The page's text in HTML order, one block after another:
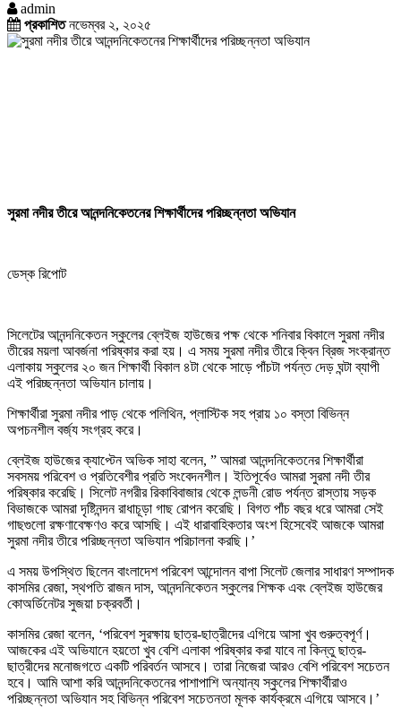
admin
প্রকাশিতনভেম্বর ২, ২০২৫
সুরমা নদীর তীরে আনন্দনিকেতনের শিক্ষার্থীদের পরিচ্ছন্নতা অভিযান
ডেস্ক রিপোট
সিলেটের আনন্দনিকেতন স্কুলের ব্লেইজ হাউজের পক্ষ থেকে শনিবার বিকালে সুরমা নদীর
তীরের ময়লা আবর্জনা পরিষ্কার করা হয়। এ সময় সুরমা নদীর তীরে ক্বিন ব্রিজ সংক্রান্ত
এলাকায় স্কুলের ২০ জন শিক্ষার্থী বিকাল ৪টা থেকে সাড়ে পাঁচটা পর্যন্ত দেড় ঘন্টা ব্যাপী
এই পরিচ্ছন্নতা অভিযান চালায়।
শিক্ষার্থীরা সুরমা নদীর পাড় থেকে পলিথিন, প্লাস্টিক সহ প্রায় ১০ বস্তা বিভিন্ন
অপচনশীল বর্জ্য সংগ্রহ করে।
ব্লেইজ হাউজের ক্যাপ্টেন অভিক সাহা বলেন, ” আমরা আনন্দনিকেতনের শিক্ষার্থীরা
সবসময় পরিবেশ ও প্রতিবেশীর প্রতি সংবেদনশীল। ইতিপূর্বেও আমরা সুরমা নদী তীর
পরিষ্কার করেছি। সিলেট নগরীর রিকাবিবাজার থেকে লন্ডনী রোড পর্যন্ত রাস্তায় সড়ক
বিভাজকে আমরা দৃষ্টিনন্দন রাধাচূড়া গাছ রোপন করেছি। বিগত পাঁচ বছর ধরে আমরা সেই
গাছগুলো রক্ষণাবেক্ষণও করে আসছি। এই ধারাবাহিকতার অংশ হিসেবেই আজকে আমরা
সুরমা নদীর তীরে পরিচ্ছন্নতা অভিযান পরিচালনা করছি।’
এ সময় উপস্থিত ছিলেন বাংলাদেশ পরিবেশ আন্দোলন বাপা সিলেট জেলার সাধারণ সম্পাদক
কাসমির রেজা, স্থপতি রাজন দাস, আনন্দনিকেতন স্কুলের শিক্ষক এবং ব্লেইজ হাউজের
কোঅর্ডিনেটর সুজয়া চক্রবর্তী।
কাসমির রেজা বলেন, ‘পরিবেশ সুরক্ষায় ছাত্র-ছাত্রীদের এগিয়ে আসা খুব গুরুত্বপূর্ণ।
আজকের এই অভিযানে হয়তো খুব বেশি এলাকা পরিষ্কার করা যাবে না কিন্তু ছাত্র-
ছাত্রীদের মনোজগতে একটি পরিবর্তন আসবে। তারা নিজেরা আরও বেশি পরিবেশ সচেতন
হবে। আমি আশা করি আনন্দনিকেতনের পাশাপাশি অন্যান্য স্কুলের শিক্ষার্থীরাও
পরিচ্ছন্নতা অভিযান সহ বিভিন্ন পরিবেশ সচেতনতা মূলক কার্যক্রমে এগিয়ে আসবে।’